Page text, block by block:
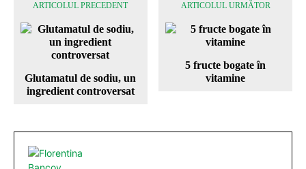
ARTICOLUL PRECEDENT
Glutamatul de sodiu, un
ingredient controversat
ARTICOLUL URMĂTOR
5 fructe bogate în
vitamine